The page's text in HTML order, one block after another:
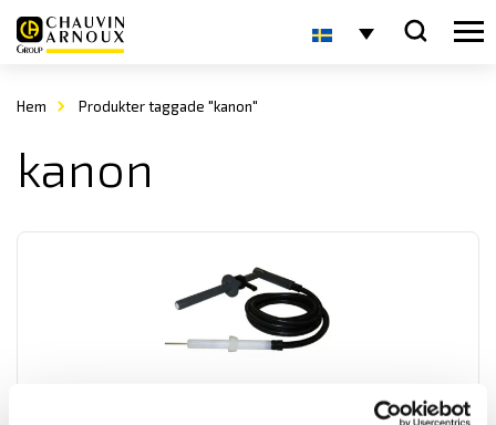
Hem Produkter taggade "kanon"
kanon
Provpistol KANON12 med HIRAT-kontakt